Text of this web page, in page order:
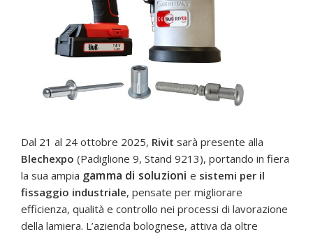
Dal 21 al 24 ottobre 2025, Rivit sarà presente alla
Blechexpo (Padiglione 9, Stand 9213), portando in fiera
la sua ampia gamma di soluzioni e sistemi per il
fissaggio industriale, pensate per migliorare
efficienza, qualità e controllo nei processi di lavorazione
della lamiera. L’azienda bolognese, attiva da oltre